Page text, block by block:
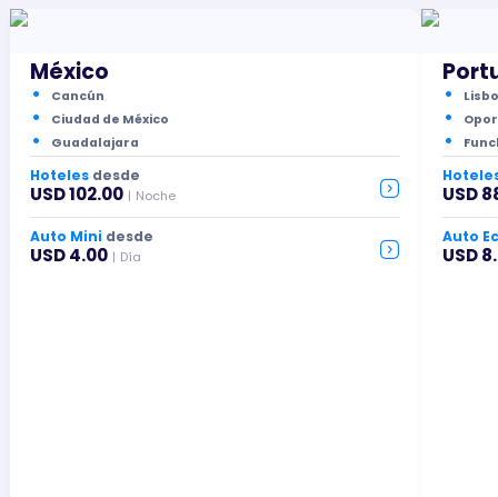
México
Cancún
Ciudad de México
Guadalajara
Hoteles desde
USD 102.00 | Noche
Auto Mini desde
USD 4.00 | Día
USD
Auto
USD